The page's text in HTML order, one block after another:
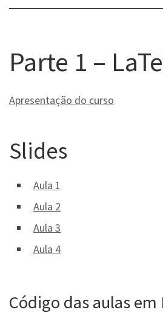
Parte 1 –
Apresentação do curso
Slides
Aula 1
Aula 2
Aula 3
Aula 4
Código das aulas em